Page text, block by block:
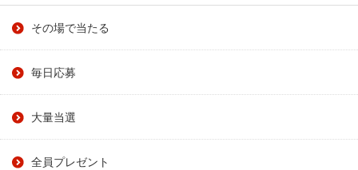
その場で当たる
毎日応募
大量当選
全員プレゼント